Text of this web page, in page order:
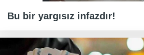
Bu bir yargısız infazdır!